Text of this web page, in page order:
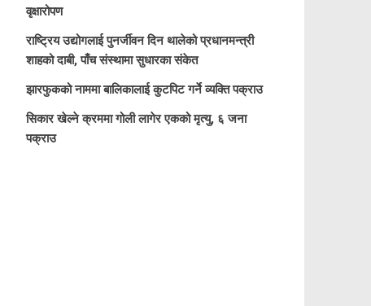
वृक्षारोपण
राष्ट्रिय उद्योगलाई पुनर्जीवन दिन थालेको प्रधानमन्त्री
शाहको दाबी, पाँच संस्थामा सुधारका संकेत
झारफुकको नाममा बालिकालाई कुटपिट गर्ने व्यक्ति पक्राउ
सिकार खेल्ने क्रममा गोली लागेर एकको मृत्यु, ६ जना
पक्राउ